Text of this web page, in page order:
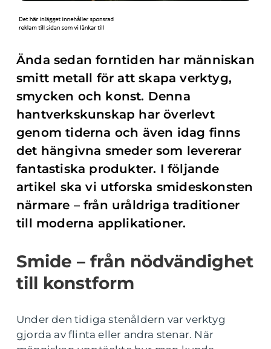
Ända sedan forntiden har människan
smitt metall för att skapa verktyg,
smycken och konst. Denna
hantverkskunskap har överlevt
genom tiderna och även idag finns
det hängivna smeder som levererar
fantastiska produkter. I följande
artikel ska vi utforska smideskonsten
närmare – från uråldriga traditioner
till moderna applikationer.
Smide – från nödvändighet
till konstform
Under den tidiga stenåldern var verktyg
gjorda av flinta eller andra stenar. När